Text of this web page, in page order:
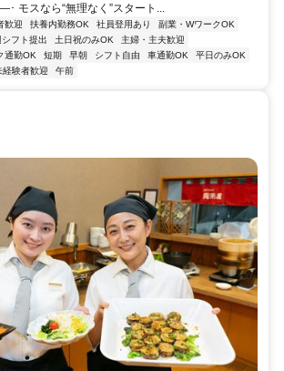
スなら“無理なく”スタート...
歓迎 扶養内勤務OK 社員登用あり
副業・WワークOK
シフト提出 土日祝のみOK
主婦・主夫歓迎
通勤OK 短期 早朝 シフト自由 車通勤OK
平日のみOK
経験者歓迎 午前